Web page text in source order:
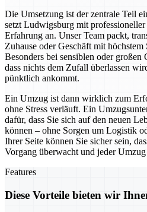
Die Umsetzung ist der zentrale Teil
setzt Ludwigsburg mit
Erfahrung an. Unser Team packt,
Zuhause oder Geschäft mit
Besonders bei sensiblen oder
dass nichts dem Zufall überlassen
pünktlich ankommt.
Ein Umzug ist dann wirklich zum
ohne Stress verläuft. Ein
dafür, dass Sie sich auf den neuen
können – ohne Sorgen um Logistik
Ihrer Seite können Sie sicher sein,
Vorgang überwacht und jeder
Features
Diese Vorteile bieten wir